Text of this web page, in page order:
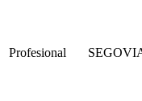
Profesional